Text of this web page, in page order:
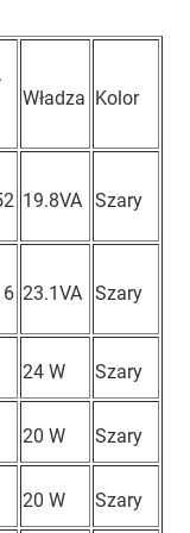
Władza Kolor
19.8VA Szary
23.1VA Szary
24 W Szary
20 W Szary
20 W Szary